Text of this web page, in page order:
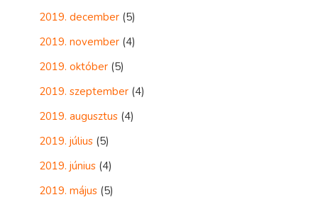
2019. december (5)
2019. november (4)
2019. október (5)
2019. szeptember (4)
2019. augusztus (4)
2019. július (5)
2019. június (4)
2019. május (5)